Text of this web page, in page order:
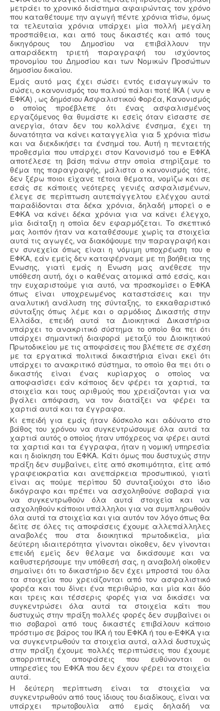
μετράει το χρονικό διάστημα αφαιρώντας τον χρόνο
που καταθέτουμε την αγωγή πέντε χρόνια πίσω, όμως
τα τελευταία χρόνια υπάρχει μία πολλή μεγάλη
προσπάθεια, και από τους δικαστές και από τους
δικηγόρους του Δημοσίου να επιβάλλουν την
απαράδεκτη τριετή παραγραφή του ισχύοντος
προνομίου του Δημοσίου και των Νομικών Προσώπων
δημοσίου δικαίου.
Εμάς αυτό μας έχει σώσει εντός εισαγωγικών το
σώσει, ο κανονισμός του παλιού πάλαι ποτέ ΙΚΑ ( νυν e
ΕΦΚΑ) , ως δημόσιου Ασφαλιστικού Φορέα, Κανονισμός
ο οποίος προέβλεπε ότι ένας ασφαλισμένος
εργαζόμενος θα θυμάστε κι εσείς όταν είσαστε σε
ανεργία, όταν δεν του κολλάνε ένσημα, έχει τη
δυνατότητα να κάνει καταγγελία για 5 χρόνια πίσω
και να διεκδικήσει τα ένσημά του. Αυτή η πενταετής
προθεσμία που υπάρχει στον Κανονισμό του e ΕΦΚΑ
αποτέλεσε τη βάση πάνω στην οποία στηρίξαμε το
θέμα της παραγραφής, μάλιστα ο κανονισμός τότε,
δεν ξέρω ποιοι είχανε τέτοια θέματα, νομίζω και σε
εσάς σε κάποιες νεότερες γενιές ασφαλισμένων,
έλεγε σε περίπτωση αυτεπάγγελτου ελέγχου αυτά
παραδίδονται στα δέκα χρόνια, δηλαδή μπορεί ο e
ΕΦΚΑ να κάνει δέκα χρόνια για να κάνει έλεγχο,
μία διάταξη η οποία δεν εφαρμόζεται. Το σκεπτικό
μας λοιπόν ήταν να καταθέσουμε χωρίς τα στοιχεία
αυτά τις αγωγές, να διακόψουμε την παραγραφή και
εν συνεχεία όπως είναι η νόμιμη υποχρέωση του e
ΕΦΚΑ, εάν εμείς δεν καταφέρναμε με τη βοήθεια της
Ένωσης, γιατί εμάς η Ενωση μας ανέθεσε την
υπόθεση αυτή, όχι ο καθένας ατομικά από εσάς, και
την ευχαριστούμε για αυτό, να προσκομίσει ο ΕΦΚΑ
όπως είναι υποχρεωμένος καταστάσεις και την
αναλυτική ανάλυση της σύνταξης, το εκκαθαριστικό
σύνταξης όπως λέμε και ο αρμόδιος Δικαστής στην
Ελλάδα, επειδή αυτά τα Διοικητικά Δικαστήρια
υπάρχει το ανακριτικό σύστημα το οποίο θα πει ότι
υπάρχει σημαντική διαφορά μεταξύ του Διοικητικού
Πρωτοδικείου με τις αποφάσεις που βλέπετε σε σχέση
με τα εργατικά πολιτικά δικαστήρια είναι εκεί ότι
υπάρχει το ανακριτικό σύστημα, το οποίο θα πει ότι ο
δικαστής είναι ένας κυρίαρχος ο οποίος να
αποφασίσει εάν κάποιος δεν φέρει τα χαρτιά, τα
στοιχεία και τους αριθμούς που χρειάζονται για να
βγάλει απόφαση, να τον διατάξει να φέρει τα
χαρτιά αυτά και τα έγγραφα.
Κι επειδή για εμάς ήταν δύσκολο και αδύνατο στο
βάθος του χρόνου να συγκεντρώσουμε όλα αυτά τα
χαρτιά αυτός ο οποίος ήταν υπόχρεος να φέρει αυτά
τα χαρτιά και τα έγγραφα, ήταν η νομική υπηρεσία
και η διοίκηση του ΕΦΚΑ. Κάτι όμως που δυστυχώς στην
πράξη δεν συμβαίνει, είτε από σκοπιμότητα, είτε από
γραφειοκρατία και ανεπάρκεια προσωπικού, γιατί
είναι ας πούμε περίπου 50 συνταξιούχοι στο ίδιο
δικόγραφο και πρέπει να ασχοληθούνε σοβαρά για
να συγκεντρωθούν όλα αυτά στοιχεία και να
ασχοληθούν κάποιοι υπάλληλοι για να συμπληρωθούν
όλα αυτά τα στοιχεία και για αυτόν τον λόγο όπως θα
δείτε σε όλες τις αποφάσεις έχουμε αλλεπάλληλες
αναβολές που στα διοικητικά πρωτοδικεία, μία
δεύτερη ιδιαιτερότητα γίνονται οίκοθεν, δεν γίνονται
επειδή εμείς δεν θέλαμε να δικάσουμε και να
καθυστερήσουμε την υπόθεσή σας, η αναβολή οίκοθεν
σημαίνει ότι το δικαστήριο δεν έχει μπροστά του όλα
τα στοιχεία που χρειάζονται από τον ασφαλιστικό
φορέα και του δίνει ένα περιθώριο, και μία και δύο
και τρεις και τέσσερις φορές για να δικάσει να
συγκεντρώσει όλα αυτά τα στοιχεία κάτι που
δυστυχώς στην πράξη πολλές φορές δεν συμβαίνει οι
πιο σοβαροί από τους δικαστές επιβάλουν κάποιο
πρόστιμο σε βάρος του ΙΚΑ ή του ΕΦΚΑ ή του e-ΕΦΚΑ για
να συγκεντρωθούν τα στοιχεία αυτά, αλλά δυστυχώς
στην πράξη έχουμε πολλές περιπτώσεις που έχουμε
απορριπτικές αποφάσεις που ευθύνονται οι
υπηρεσίες του ΕΦΚΑ που δεν έχουν φέρει τα στοιχεία
αυτά.
Η δεύτερη περίπτωση είναι τα στοιχεία να
συγκεντρωθούν από τους ίδιους του διαδίκους, είναι να
υπάρχει πρωτοβουλία από εμάς δηλαδή να